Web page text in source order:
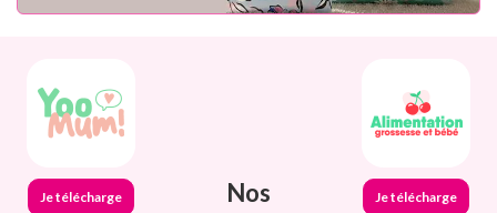
Je télécharge
Nos
Je télécharge